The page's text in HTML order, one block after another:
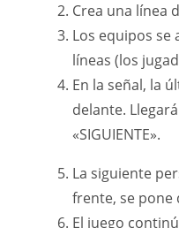
Crea una línea
Los equipos se
líneas (los
En la señal, la
delante.
«SIGUIENTE».
La siguiente
frente, se pone
El juego